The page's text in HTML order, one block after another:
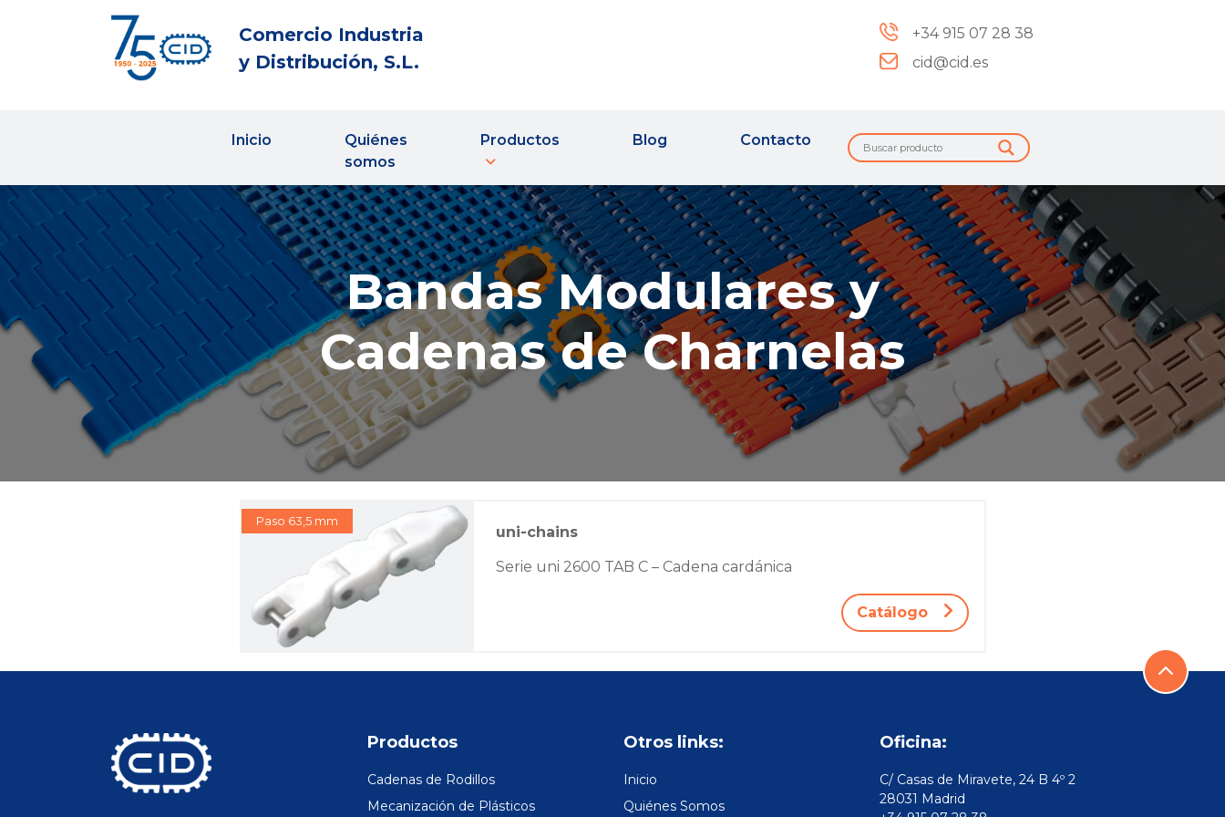
Comercio Industria
y Distribución, S.L.
+34 915 07 28 38
cid@cid.es
Inicio
Quiénes
somos
Productos Blog Contacto
Bandas Modulares y
Cadenas de Charnelas
Paso 63,5 mm
uni-chains
Serie uni 2600 TAB C – Cadena cardánica
Catálogo
Productos
Cadenas de Rodillos
Mecanización de Plásticos
Otros links:
Inicio
Quiénes Somos
Oficina:
C/ Casas de Miravete, 24 B 4º 2
28031 Madrid